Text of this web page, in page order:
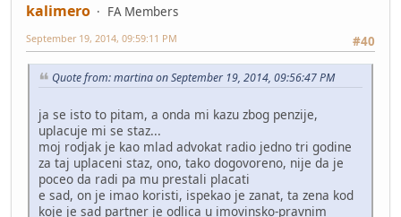
kalimero
FA Members
#40
September 19, 2014, 09:59:11 PM
Quote from: martina on September 19, 2014, 09:56:47 PM
ja se isto to pitam, a onda mi kazu zbog penzije,
uplacuje mi se staz...
moj rodjak je kao mlad advokat radio jedno tri godine
za taj uplaceni staz, ono, tako dogovoreno, nije da je
poceo da radi pa mu prestali placati
e sad, on je imao koristi, ispekao je zanat, ta zena kod
koje je sad partner je odlica u imovinsko-pravnim